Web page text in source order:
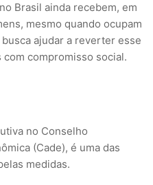
Brasil ainda recebem, em
mesmo quando ocupam
ajudar a reverter esse
compromisso social.
no Conselho
(Cade), é uma das
medidas.